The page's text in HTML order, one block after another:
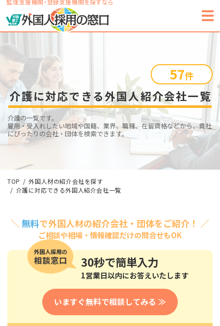
監理支援機関・登録支援機関を探すなら
57件
介護に対応できる外国人紹介会社一覧
介護の一覧です。
雇用・受入れしたい地域や国籍、業界、職種、在留資格などから、貴社
にぴったりの会社・団体を検索できます。
TOP
外国人材の紹介会社を探す
介護に対応できる外国人紹介会社一覧
＼ 無料で外国人材の紹介会社・団体をご紹介！ ／
ご相談や相場・情報確認だけの問合せもOK
30秒で簡単入力
1営業日以内にお答えいたします
いますぐ無料で相談してみる ≫